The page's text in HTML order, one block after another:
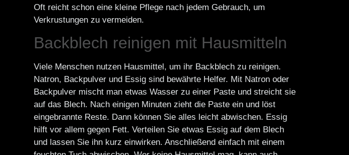
Oft reicht schon eine kleine Pflege nach jedem Gebrauch, um
Verkrustungen zu vermeiden.
Backblech reinigen mit Hausmitteln
Viele Menschen nutzen Hausmittel, um ihr Backblech zu reinigen.
Natron, Backpulver und Essig sind bewährte Helfer. Mit Natron oder
Backpulver mischt man etwas Wasser zu einer Paste und streicht sie
auf das Blech. Nach einigen Minuten zieht die Paste ein und löst
eingebrannte Reste. Dann können Sie alles leicht abwischen. Essig
hilft vor allem gegen Fett. Verteilen Sie etwas Essig auf dem Blech
und lassen Sie ihn kurz einwirken. Anschließend einfach mit einem